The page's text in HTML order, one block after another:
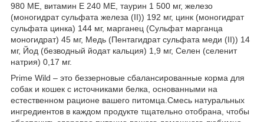
980 МЕ, витамин Е 240 МЕ, таурин 1 500 мг, железо
(моногидрат сульфата железа (II)) 192 мг, цинк (моногидрат
сульфата цинка) 144 мг, марганец (Сульфат марганца
моногидрат) 45 мг, Медь (Пентагидрат сульфата меди (II)) 14
мг, Йод (безводный йодат кальция) 1,9 мг, Селен (селенит
натрия) 0,17 мг.
Prime Wild – это беззерновые сбалансированные корма для
собак и кошек с источниками белка, основанными на
естественном рационе вашего питомца.Смесь натуральных
ингредиентов в каждом продукте тщательно отобрана, чтобы